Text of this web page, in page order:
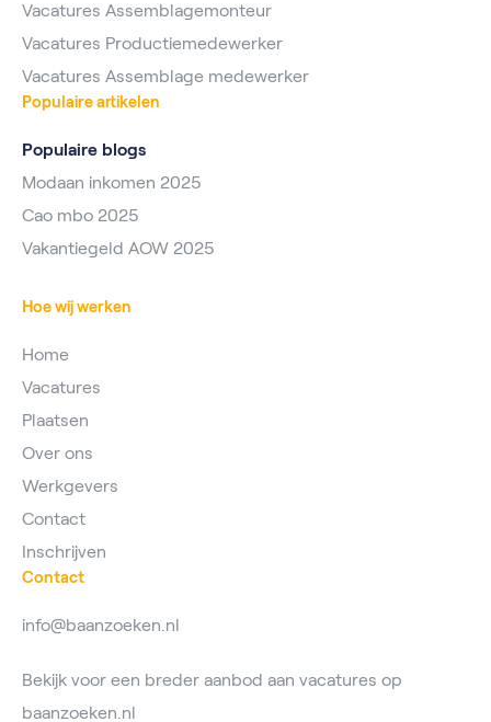
Vacatures Assemblagemonteur
Vacatures Productiemedewerker
Vacatures Assemblage medewerker
Populaire artikelen
Populaire blogs
Modaan inkomen 2025
Cao mbo 2025
Vakantiegeld AOW 2025
Hoe wij werken
Home
Vacatures
Plaatsen
Over ons
Werkgevers
Contact
Inschrijven
Contact
info@baanzoeken.nl
Bekijk voor een breder aanbod aan vacatures op
baanzoeken.nl